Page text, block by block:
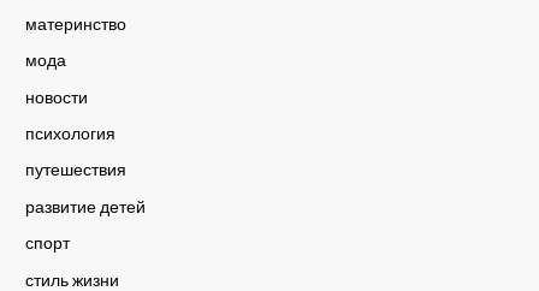
материнство
мода
новости
психология
путешествия
развитие детей
спорт
стиль жизни